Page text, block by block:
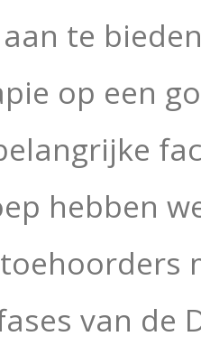
te
op een
hebben
van de